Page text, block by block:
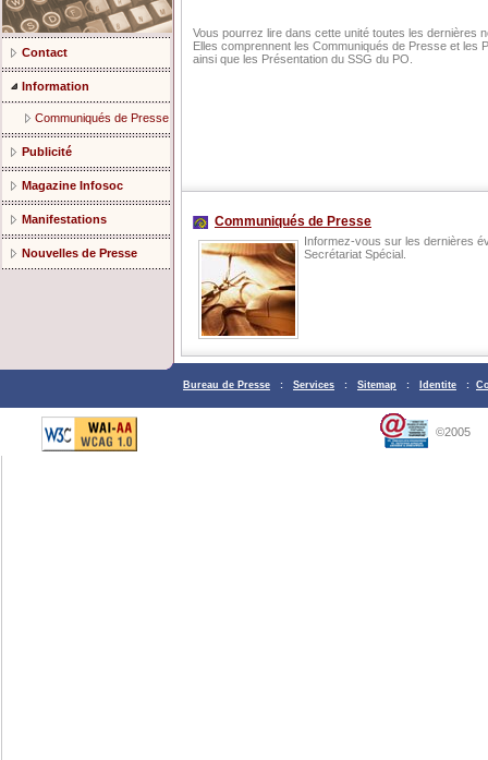
Contact
Information
Communiqués de Presse
Publicité
Magazine Infosoc
Manifestations
Nouvelles de Presse
Vous pourrez lire dans cette unité toutes les dernières
Elles comprennent les Communiqués de Presse et les
ainsi que les Présentation du SSG du PO.
Communiqués de Presse
Informez-vous sur les dernières
Secrétariat Spécial.
Bureau de Presse : Services : Sitemap : Identite :
©2005